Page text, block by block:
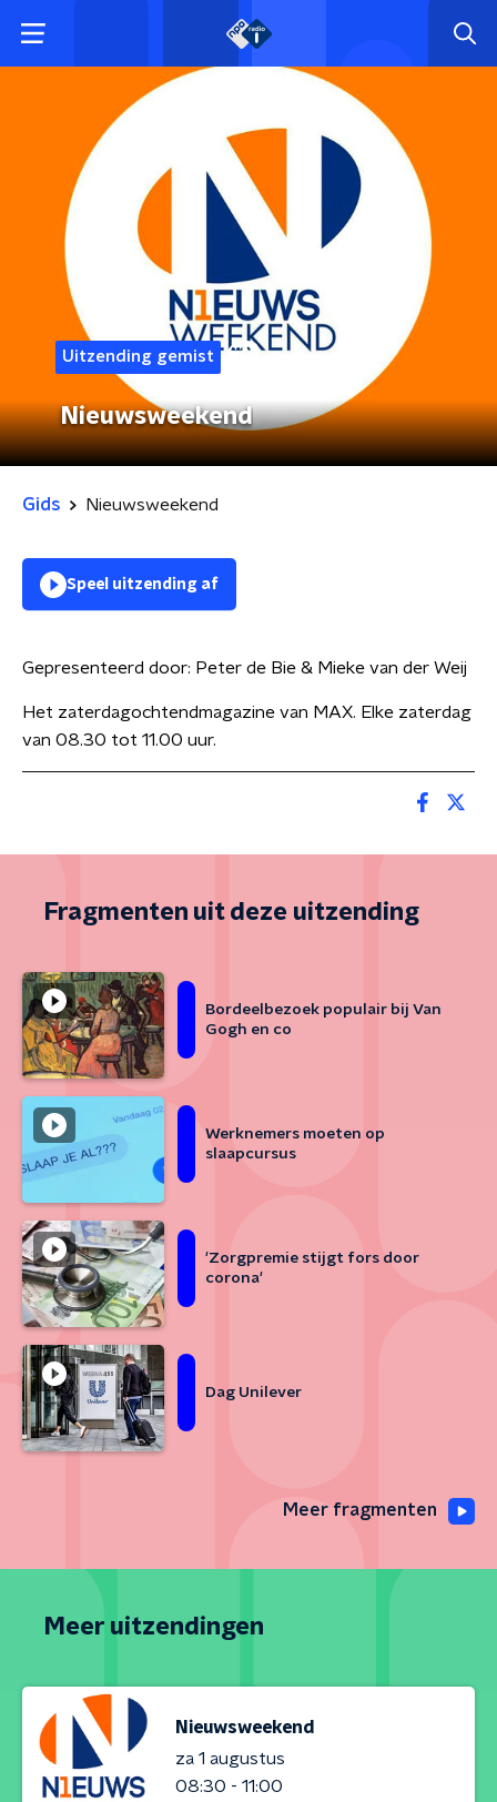
Uitzending gemist
Nieuwsweekend
Gids Nieuwsweekend
Speel uitzending af
Gepresenteerd door: Peter de Bie & Mieke van der Weij
Het zaterdagochtendmagazine van MAX. Elke zaterdag
van 08.30 tot 11.00 uur.
Fragmenten uit deze uitzending
Bordeelbezoek populair bij Van
Gogh en co
Werknemers moeten op
slaapcursus
'Zorgpremie stijgt fors door
corona'
Dag Unilever
Meer fragmenten
Meer uitzendingen
Nieuwsweekend
za 1 augustus
08:30 - 11:00